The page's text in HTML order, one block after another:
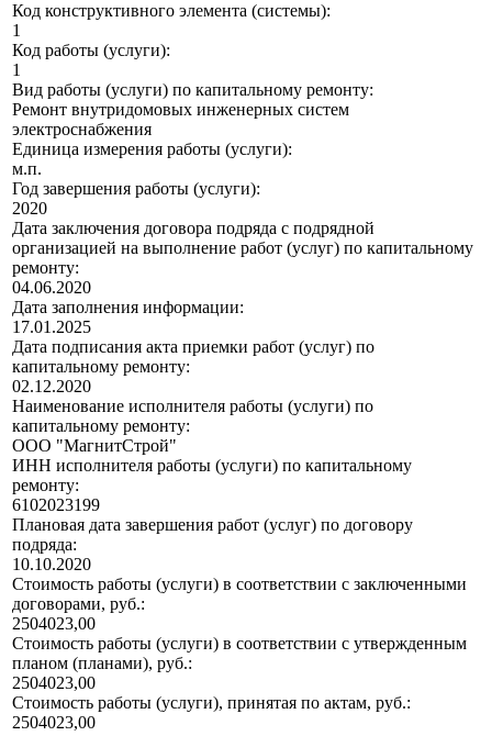
Код конструктивного элемента (системы):
1
Код работы (услуги):
1
Вид работы (услуги) по капитальному ремонту:
Ремонт внутридомовых инженерных систем
электроснабжения
Единица измерения работы (услуги):
м.п.
Год завершения работы (услуги):
2020
Дата заключения договора подряда с подрядной
организацией на выполнение работ (услуг) по капитальному
ремонту:
04.06.2020
Дата заполнения информации:
17.01.2025
Дата подписания акта приемки работ (услуг) по
капитальному ремонту:
02.12.2020
Наименование исполнителя работы (услуги) по
капитальному ремонту:
ООО "МагнитСтрой"
ИНН исполнителя работы (услуги) по капитальному
ремонту:
6102023199
Плановая дата завершения работ (услуг) по договору
подряда:
10.10.2020
Стоимость работы (услуги) в соответствии с заключенными
договорами, руб.:
2504023,00
Стоимость работы (услуги) в соответствии с утвержденным
планом (планами), руб.:
2504023,00
Стоимость работы (услуги), принятая по актам, руб.:
2504023,00